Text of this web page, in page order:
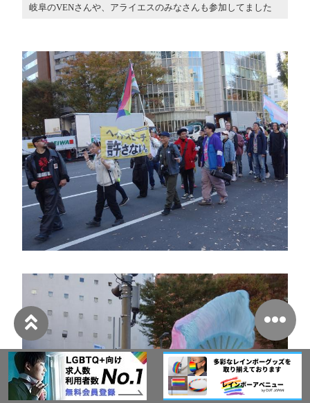
岐阜のVENさんや、アライエスのみなさんも参加してました